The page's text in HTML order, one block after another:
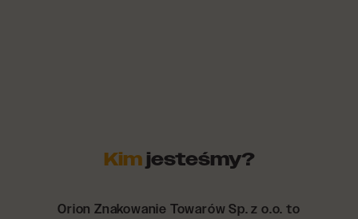
Kimjesteśmy?
Orion Znakowanie Towarów Sp. z o.o. to